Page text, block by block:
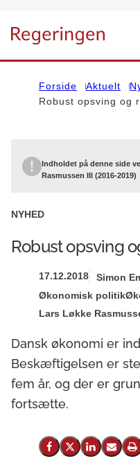
Gå til forsiden
Forside Aktuelt
Robust opsving og
Indholdet på denne side
Rasmussen III (2016-2019)
NYHED
Robust opsving
17.12.2018
Simon
Økonomisk politik
Lars Løkke
Dansk økonomi er
Beskæftigelsen er
fem år, og der er
fortsætte.
Del på Facebook
Del på X (Twitter)
Del påSend